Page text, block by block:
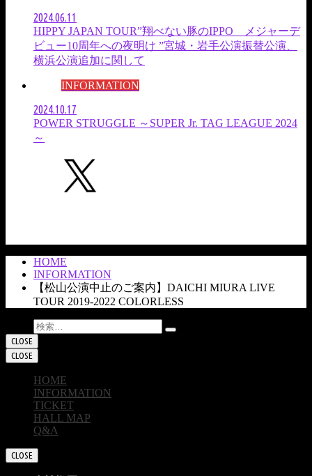
2024.06.11
HIPPY JAPAN TOUR”翔べない豚のIPPO メジャーデ
ビュー10周年への夜明け ”宮城・岩手公演振替公演、
横浜公演追加に関して
INFORMATION
2024.10.17
POWER STRUGGLE ～SUPER Jr. TAG LEAGUE 2024
～
HOME
INFORMATION
【松山公演中止のご案内】DAICHI MIURA LIVE
TOUR 2019-2022 COLORLESS
CLOSE
CLOSE
HOME
INFORMATION
TICKET
HALL MAP
Q&A
CLOSE